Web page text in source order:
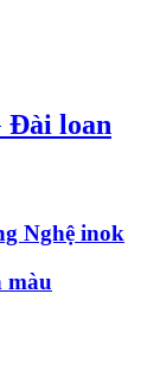
Đài loan
Nghệ inok
màu